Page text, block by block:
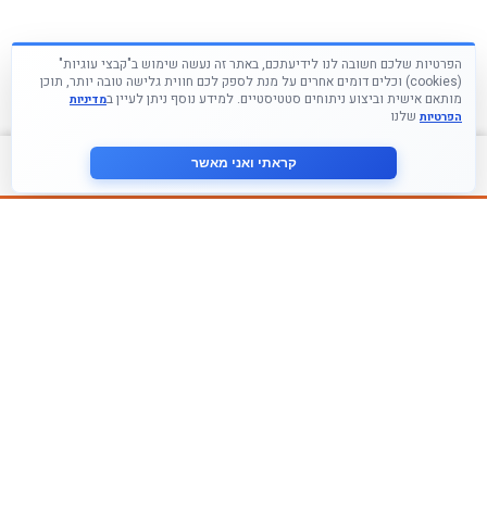
צור קשר
הפרטיות שלכם חשובה לנו לידיעתכם, באתר זה נעשה שימוש ב"קבצי עוגיות"
(cookies) וכלים דומים אחרים על מנת לספק לכם חווית גלישה טובה יותר, תוכן
מותאם אישית וביצוע ניתוחים סטטיסטיים. למידע נוסף ניתן לעיין במדיניות
הפרטיות שלנו
קראתי ואני מאשר